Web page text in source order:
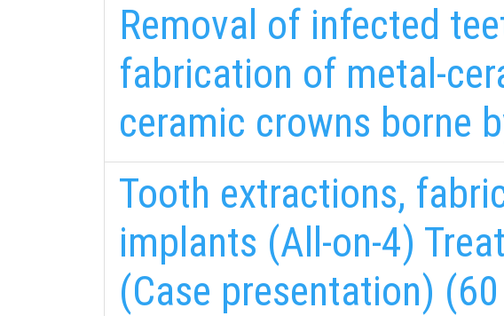
Removal of infected
fabrication of metal-
ceramic crowns borne
Tooth extractions,
implants (All-on-4)
(Case presentation)